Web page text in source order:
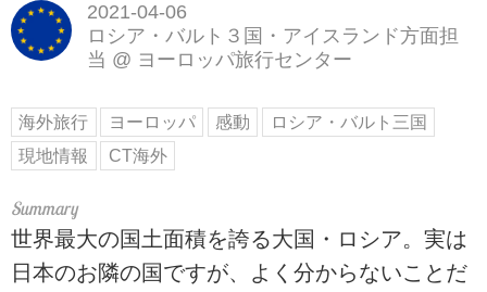
2021-04-06
ロシア・バルト３国・アイスランド方面担
当 @ ヨーロッパ旅行センター
海外旅行 ヨーロッパ 感動
ロシア・バルト三国
現地情報
CT海外
世界最大の国土面積を誇る大国・ロシア。実は
日本のお隣の国ですが、よく分からないことだ